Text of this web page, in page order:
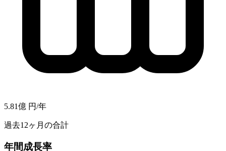
5.81億 円/年
過去12ヶ月の合計
年間成長率